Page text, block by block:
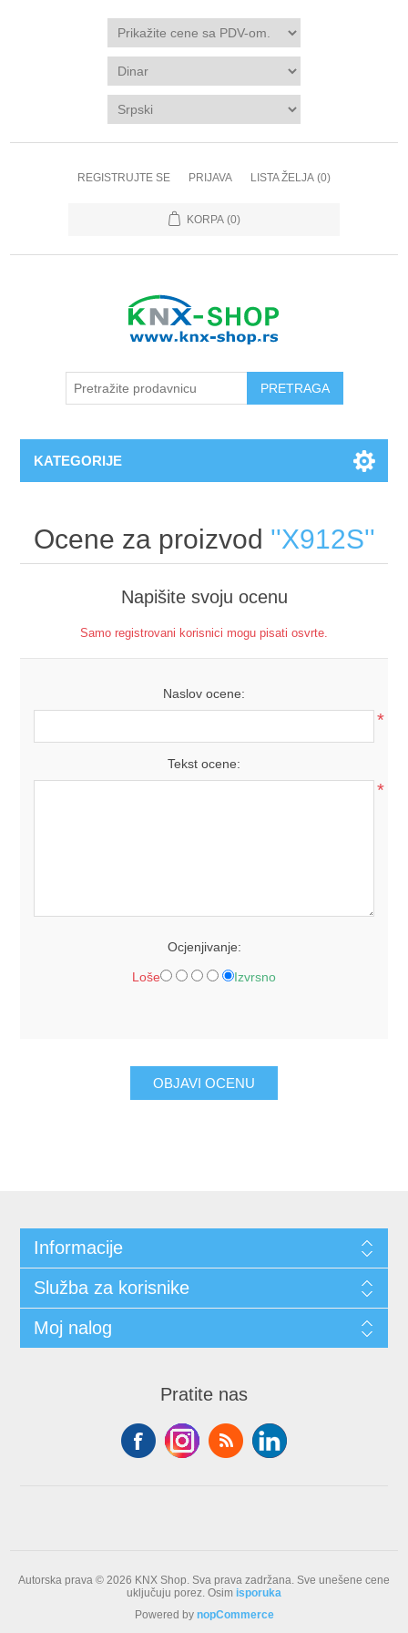
REGISTRUJTE SE PRIJAVA LISTA ŽELJA (0)
KORPA (0)
KATEGORIJE
Ocene za proizvod X912S
Napišite svoju ocenu
Samo registrovani korisnici mogu pisati osvrte.
Naslov ocene:
*
Tekst ocene:
*
Ocjenjivanje:
Loše Izvrsno
Informacije
Služba za korisnike
Moj nalog
Pratite nas
Autorska prava © 2026 KNX Shop. Sva prava zadržana. Sve unešene cene
uključuju porez. Osim isporuka
Powered by nopCommerce